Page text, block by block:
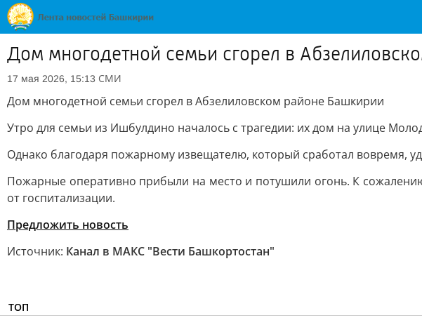
Дом многодетной семьи сгорел в
17 мая 2026, 15:13 СМИ
Дом многодетной семьи сгорел в Абзелиловском районе Башкирии
Утро для семьи из Ишбулдино началось с трагедии: их дом на улице
Однако благодаря пожарному извещателю, который сработал вовремя,
Пожарные оперативно прибыли на место и потушили огонь. К
от госпитализации.
Предложить новость
Источник: Канал в МАКС "Вести Башкортостан"
ТОП